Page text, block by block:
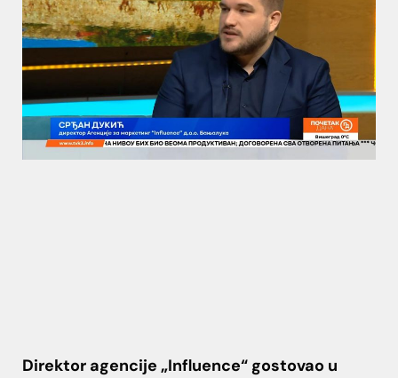
Direktor agencije „Influence“ gostovao u